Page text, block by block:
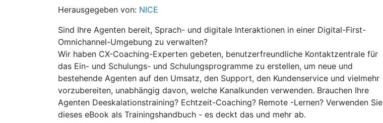
Herausgegeben von: NICE
Sind Ihre Agenten bereit, Sprach- und digitale Interaktionen in einer Digital-First-
Omnichannel-Umgebung zu verwalten?
Wir haben CX-Coaching-Experten gebeten, benutzerfreundliche Kontaktzentrale für
das Ein- und Schulungs- und Schulungsprogramme zu erstellen, um neue und
bestehende Agenten auf den Umsatz, den Support, den Kundenservice und vielmehr
vorzubereiten, unabhängig davon, welche Kanalkunden verwenden. Brauchen Ihre
Agenten Deeskalationstraining? Echtzeit-Coaching? Remote -Lernen? Verwenden Sie
dieses eBook als Trainingshandbuch - es deckt das und mehr ab.